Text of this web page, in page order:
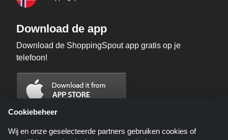
Download de app
Download de ShoppingSpout app gratis op je
telefoon!
Cookiebeheer
Wij en onze geselecteerde partners gebruiken cookies of